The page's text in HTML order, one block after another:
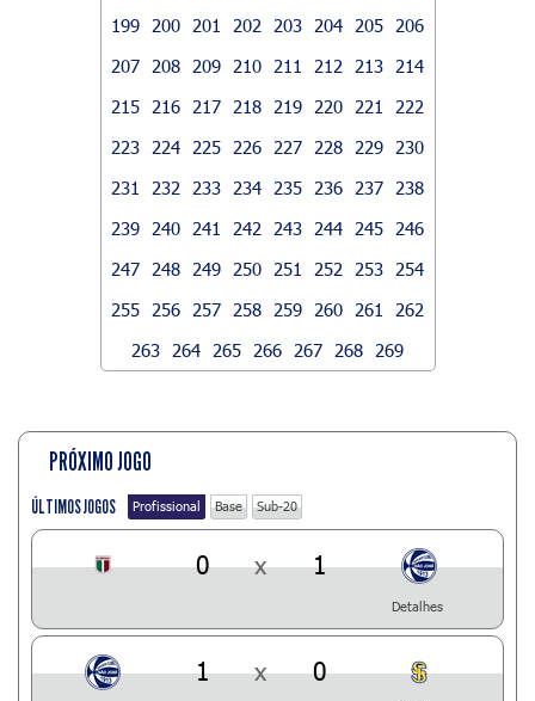
199
200 201 202 203 204 205
206
207
208 209 210 211 212 213
214
215
216 217 218 219 220 221
222
223
224 225 226 227 228 229
230
231
232 233 234 235 236 237
238
239
240 241 242 243 244 245
246
247
248 249 250 251 252 253
254
255
256 257 258 259 260 261
262
263
264 265 266 267 268 269
PRÓXIMO JOGO
ÚLTIMOS JOGOS Profissional Base Sub-20
0 x 1
Detalhes
1 x 0